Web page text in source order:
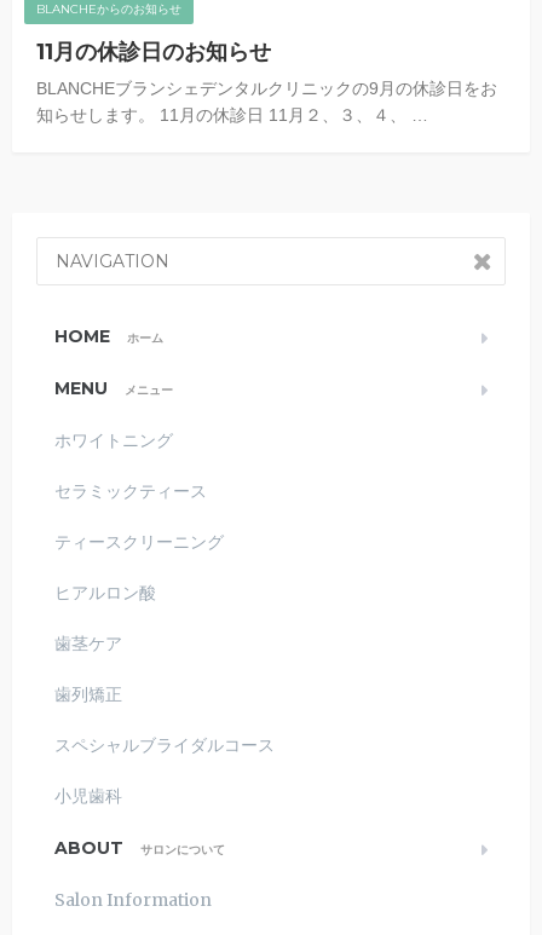
BLANCHEからのお知らせ
11月の休診日のお知らせ
BLANCHEブランシェデンタルクリニックの9月の休診日をお
知らせします。 11月の休診日 11月２、３、４、 …
NAVIGATION
HOME ホーム
MENU メニュー
ホワイトニング
セラミックティース
ティースクリーニング
ヒアルロン酸
歯茎ケア
歯列矯正
スペシャルブライダルコース
小児歯科
ABOUT サロンについて
Salon Information